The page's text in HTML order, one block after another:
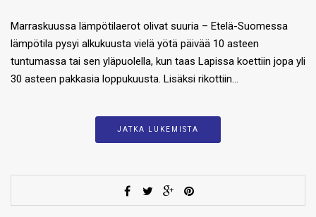
Marraskuussa lämpötilaerot olivat suuria – Etelä-Suomessa
lämpötila pysyi alkukuusta vielä yötä päivää 10 asteen
tuntumassa tai sen yläpuolella, kun taas Lapissa koettiin jopa yli
30 asteen pakkasia loppukuusta. Lisäksi rikottiin…
JATKA LUKEMISTA